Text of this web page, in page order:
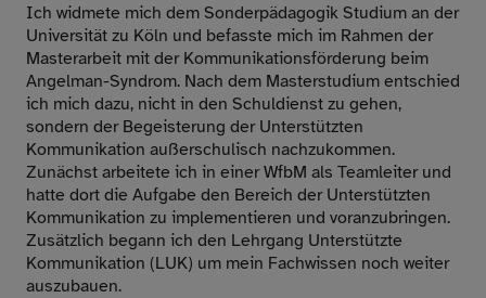
Ich widmete mich dem Sonderpädagogik Studium an der
Universität zu Köln und befasste mich im Rahmen der
Masterarbeit mit der Kommunikationsförderung beim
Angelman-Syndrom. Nach dem Masterstudium entschied
ich mich dazu, nicht in den Schuldienst zu gehen,
sondern der Begeisterung der Unterstützten
Kommunikation außerschulisch nachzukommen.
Zunächst arbeitete ich in einer WfbM als Teamleiter und
hatte dort die Aufgabe den Bereich der Unterstützten
Kommunikation zu implementieren und voranzubringen.
Zusätzlich begann ich den Lehrgang Unterstützte
Kommunikation (LUK) um mein Fachwissen noch weiter
auszubauen.